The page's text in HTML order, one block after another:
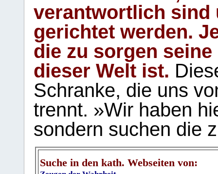
verantwortlich sind
gerichtet werden.
die zu sorgen
dieser Welt ist.
Schranke, die uns
trennt. »Wir haben
sondern suchen die
Suche in den kath. Webseiten von: